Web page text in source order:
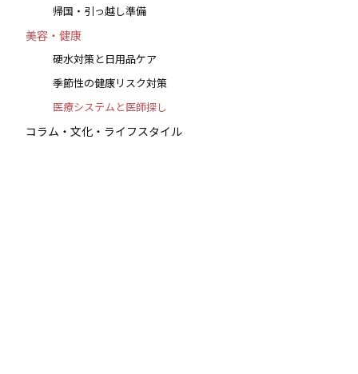
帰国・引っ越し準備
美容・健康
硬水対策と日用品ケア
季節性の健康リスク対策
医療システムと医師探し
コラム・文化・ライフスタイル